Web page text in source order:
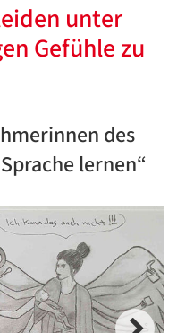
unter
Gefühle zu
des
lernen“